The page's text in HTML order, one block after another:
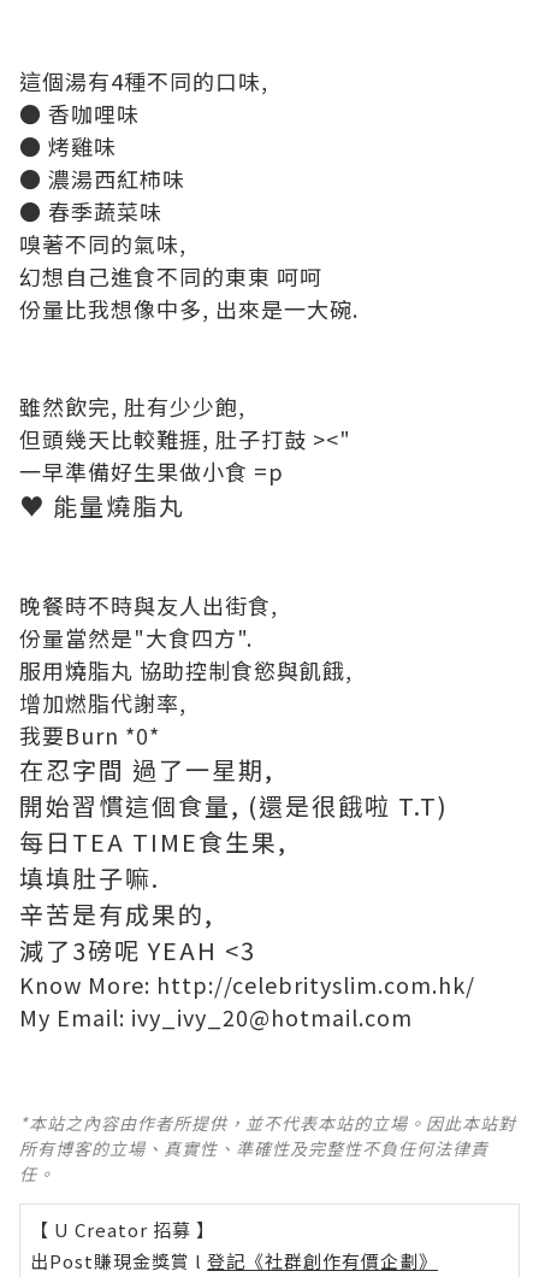
這個湯有4種不同的口味,
● 香咖哩味
● 烤雞味
● 濃湯西紅柿味
● 春季蔬菜味
嗅著不同的氣味,
幻想自己進食不同的東東 呵呵
份量比我想像中多, 出來是一大碗.
雖然飲完, 肚有少少飽,
但頭幾天比較難捱, 肚子打鼓 ><"
一早準備好生果做小食 =p
♥ 能量燒脂丸
晚餐時不時與友人出街食,
份量當然是"大食四方".
服用燒脂丸 協助控制食慾與飢餓,
增加燃脂代謝率,
我要Burn *0*
在忍字間 過了一星期,
開始習慣這個食量, (還是很餓啦 T.T)
每日TEA TIME食生果,
填填肚子嘛.
辛苦是有成果的,
減了3磅呢 YEAH <3
Know More: http://celebrityslim.com.hk/
My Email: ivy_ivy_20@hotmail.com
*本站之內容由作者所提供，並不代表本站的立場。因此本站對
所有博客的立場、真實性、準確性及完整性不負任何法律責
任。
【 U Creator 招募 】
出Post賺現金獎賞 l 登記《社群創作有價企劃》